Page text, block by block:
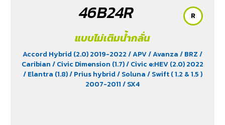
46B24R
แบบไม่เติมน้ำกลั่น
Accord Hybrid (2.0) 2019-2022/ APV/ Avanza/ BRZ/
Caribian/ Civic Dimension (1.7)/ Civic e:HEV (2.0) 2022
/ Elantra (1.8)/ Prius hybrid/ Soluna/ Swift ( 1.2 & 1.5 )
2007-2011/ SX4
R